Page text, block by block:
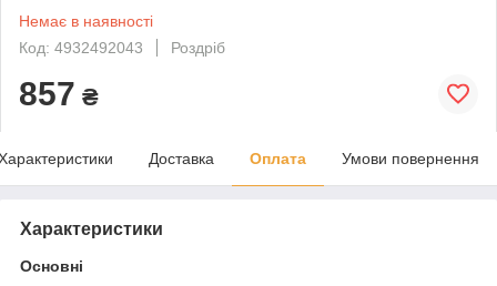
Немає в наявності
Код: 4932492043
Роздріб
857 ₴
Доставка Оплата Умови повернення
Характеристики
Основні